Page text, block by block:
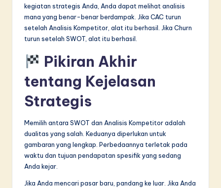
kegiatan strategis Anda, Anda dapat melihat analisis
mana yang benar-benar berdampak. Jika CAC turun
setelah Analisis Kompetitor, alat itu berhasil. Jika Churn
turun setelah SWOT, alat itu berhasil.
Pikiran Akhir
tentang Kejelasan
Strategis
Memilih antara SWOT dan Analisis Kompetitor adalah
dualitas yang salah. Keduanya diperlukan untuk
gambaran yang lengkap. Perbedaannya terletak pada
waktu dan tujuan pendapatan spesifik yang sedang
Anda kejar.
Jika Anda mencari pasar baru, pandang ke luar. Jika Anda